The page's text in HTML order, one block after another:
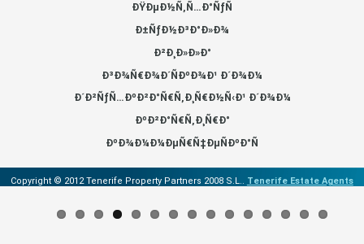
ÐŸÐµÐ½Ñ‚Ñ…Ð°ÑƒÑ
Ð±ÑƒÐ½Ð³Ð°Ð»Ð¾
Ð²Ð¸Ð»Ð»Ð°
Ð³Ð¾Ñ€Ð¾Ð´ÑÐºÐ¾Ð¹ Ð´Ð¾Ð¼
Ð´Ð²ÑƒÑ…ÐºÐ²Ð°Ñ€Ñ‚Ð¸Ñ€Ð½Ñ‹Ð¹ Ð´Ð¾Ð¼
ÐºÐ²Ð°Ñ€Ñ‚Ð¸Ñ€Ð°
ÐºÐ¾Ð¼Ð¼ÐµÑ€Ñ‡ÐµÑÐºÐ°Ñ
Copyright © 2012 Tenerife Property Partners 2008 S.L.. Tenerife Estate Agents